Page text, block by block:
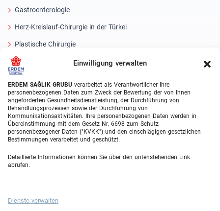
Einwilligung verwalten
ERDEM SAĞLIK GRUBU verarbeitet als Verantwortlicher Ihre
personenbezogenen Daten zum Zweck der Bewertung der von Ihnen
angeforderten Gesundheitsdienstleistung, der Durchführung von
Behandlungsprozessen sowie der Durchführung von
Kommunikationsaktivitäten. Ihre personenbezogenen Daten werden in
Übereinstimmung mit dem Gesetz Nr. 6698 zum Schutz
personenbezogener Daten ("KVKK") und den einschlägigen gesetzlichen
Bestimmungen verarbeitet und geschützt.
Detaillierte Informationen können Sie über den untenstehenden Link
abrufen.
Dienste verwalten
Gastroenterologie
Herz-Kreislauf-Chirurgie in der Türkei
Plastische Chirurgie
Haartransplantationsbehandlungen
Laser Eye
About Erdem
Über uns
Medizinische Einheiten